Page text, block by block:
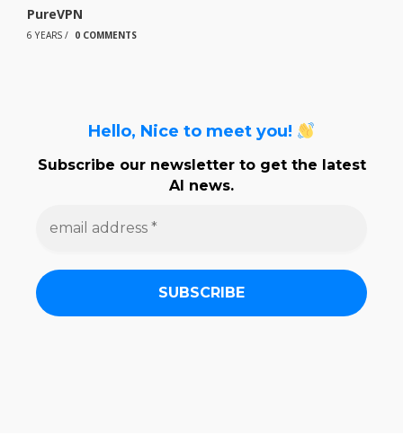
PureVPN
6 YEARS / 0 COMMENTS
Hello, Nice to meet you!
Subscribe our newsletter to get the latest
AI news.
a
d